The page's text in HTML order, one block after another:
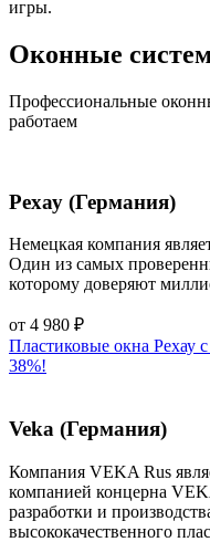
игры.
Оконные
Профессиональные
работаем
Рехау (Германия)
Немецкая компания
Один из самых
которому доверяют
от 4 980 ₽
Пластиковые окна Рехау
38%!
Veka (Германия)
Компания VEKA Rus
компанией концерна
разработки и
высококачественного